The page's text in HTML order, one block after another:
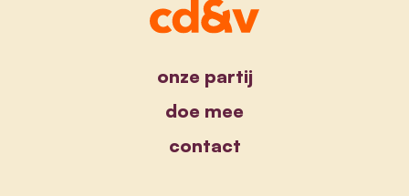
onze partij
doe mee
contact